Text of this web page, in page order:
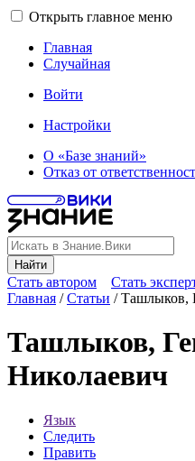
Открыть главное меню
Главная
Случайная
Войти
Настройки
О «Базе знаний»
Отказ от
Найти
Стать автором
Стать
Главная /Статьи /Ташлыков,
Ташлыков,
Николаевич
Язык
Следить
Править